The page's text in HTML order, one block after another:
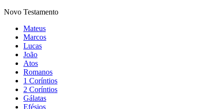
Novo Testamento
Mateus
Marcos
Lucas
João
Atos
Romanos
1 Coríntios
2 Coríntios
Gálatas
Efésios